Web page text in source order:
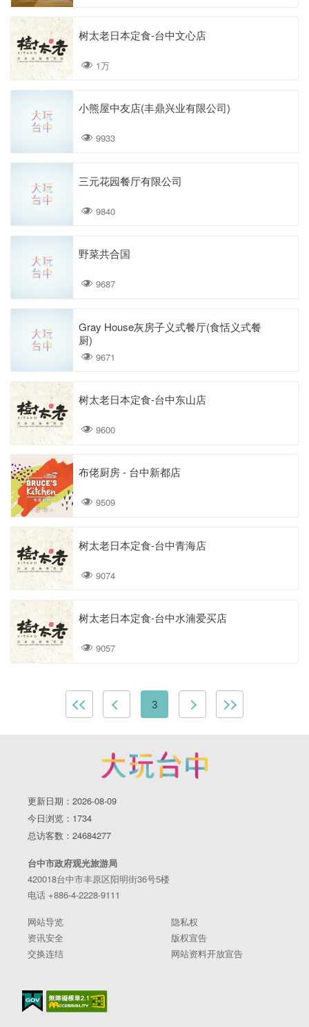
树太老日本定食-台中文心店
1万
小熊屋中友店(丰鼎兴业有限公司)
9933
三元花园餐厅有限公司
9840
野菜共合国
9687
Gray House灰房子义式餐厅(食恬义式餐
厨)
9671
树太老日本定食-台中东山店
9600
布佬厨房 - 台中新都店
9509
树太老日本定食-台中青海店
9074
树太老日本定食-台中水湳爱买店
9057
3
更新日期：2026-08-09
今日浏览：1734
总访客数：24684277
台中市政府观光旅游局
420018台中市丰原区阳明街36号5楼
电话 +886-4-2228-9111
网站导览
隐私权
资讯安全
版权宣告
交换连结
网站资料开放宣告